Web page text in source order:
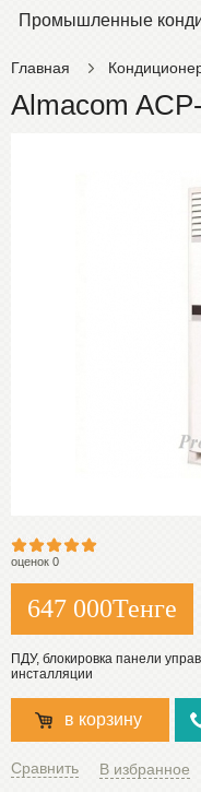
Промышленные
Главная
Almacom
оценок 0
647 000Тенге
ПДУ, блокировка панели
инсталляции
в корзину
Сравнить
В избранное